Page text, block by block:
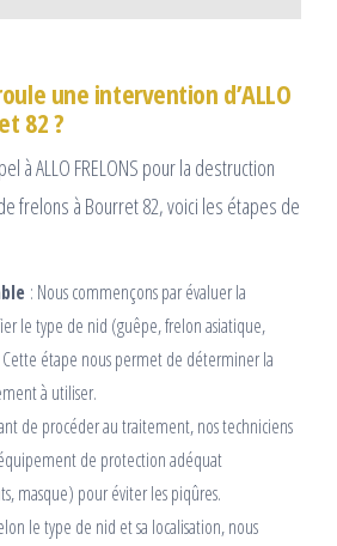
une intervention d’ALLO
82 ?
à ALLO FRELONS pour la destruction
frelons à Bourret 82, voici les étapes de
: Nous commençons par évaluer la
le type de nid (guêpe, frelon asiatique,
étape nous permet de déterminer la
à utiliser.
de procéder au traitement, nos techniciens
de protection adéquat
masque) pour éviter les piqûres.
le type de nid et sa localisation, nous